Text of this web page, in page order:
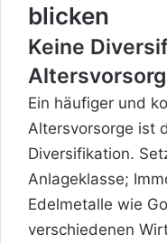
blicken
Keine
Ein häufiger und
Altersvorsorge ist
Diversifikation.
Anlageklasse;
Edelmetalle wie
verschiedenen